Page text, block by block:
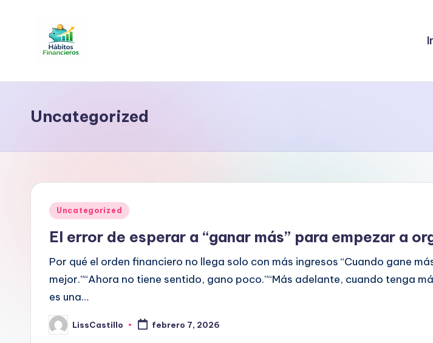
H
b
it
o
práctica
dinero,
ahorrar
mejor
estabilidad
económica
largo
Uncategorized
Publicado
Uncategorized
El error de esperar a “ganar más” para empezar a
Por qué el orden financiero no llega solo con más ingresos “Cuando gane
mejor.”“Ahora no tiene sentido, gano poco.”“Más adelante, cuando tenga
es una…
Publicado
por
LissCastillo febrero 7, 2026